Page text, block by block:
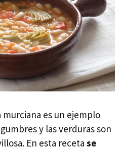
murciana es un ejemplo
y las verduras son
En esta receta se